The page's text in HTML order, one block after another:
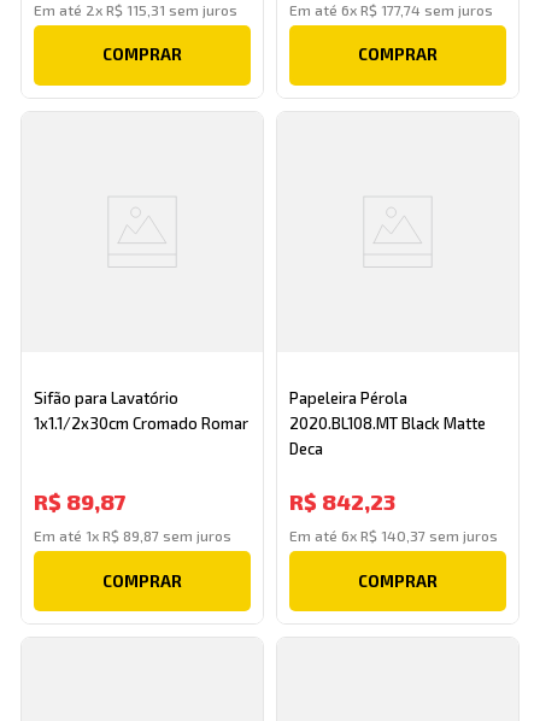
Em até 2xR$ 115 31 sem juros
COMPRAR
Em até 6x R$ 177,74 sem juros
COMPRAR
Sifão para Lavatório
1x1.1/2x30cm Cromado Romar
R$ 89,87
Em até 1xR$ 89 87 sem juros
COMPRAR
Papeleira Pérola
2020.BL108.MT Black Matte
Deca
R$ 842,23
Em até 6x R$ 140 37 sem juros
COMPRAR